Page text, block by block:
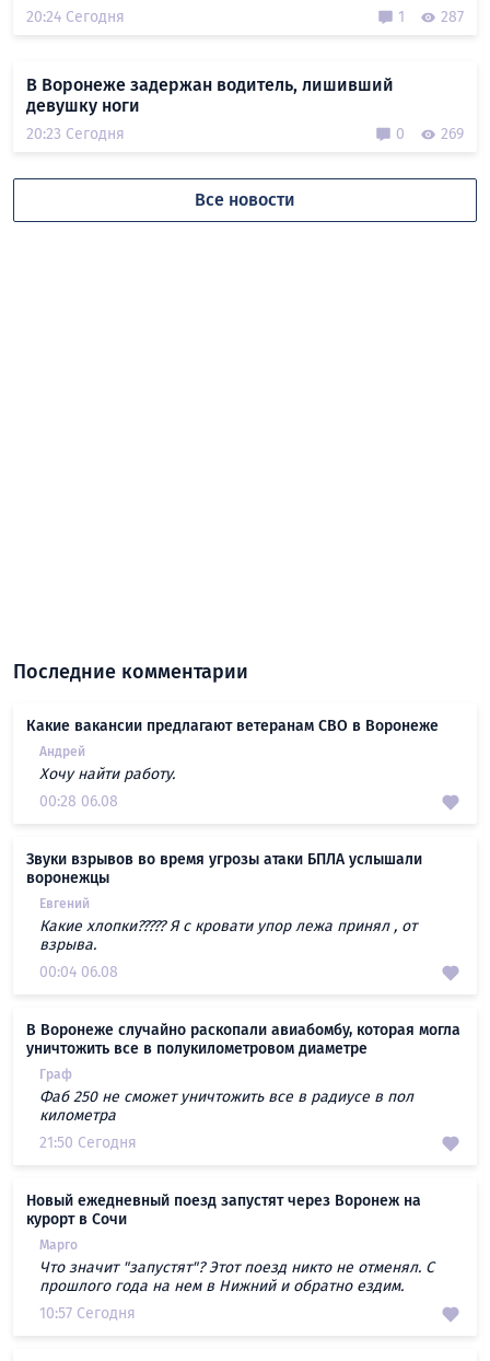
20:24 Сегодня 1 287
В Воронеже задержан водитель, лишивший
девушку ноги
20:23 Сегодня 0 269
Все новости
Последние комментарии
Какие вакансии предлагают ветеранам СВО в Воронеже
Андрей
Хочу найти работу.
00:28 06.08
Звуки взрывов во время угрозы атаки БПЛА услышали
воронежцы
Евгений
Какие хлопки????? Я с кровати упор лежа принял , от
взрыва.
00:04 06.08
В Воронеже случайно раскопали авиабомбу, которая могла
уничтожить все в полукилометровом диаметре
Граф
Фаб 250 не сможет уничтожить все в радиусе в пол
километра
21:50 Сегодня
Новый ежедневный поезд запустят через Воронеж на
курорт в Сочи
Марго
Что значит "запустят"? Этот поезд никто не отменял. С
прошлого года на нем в Нижний и обратно ездим.
10:57 Сегодня